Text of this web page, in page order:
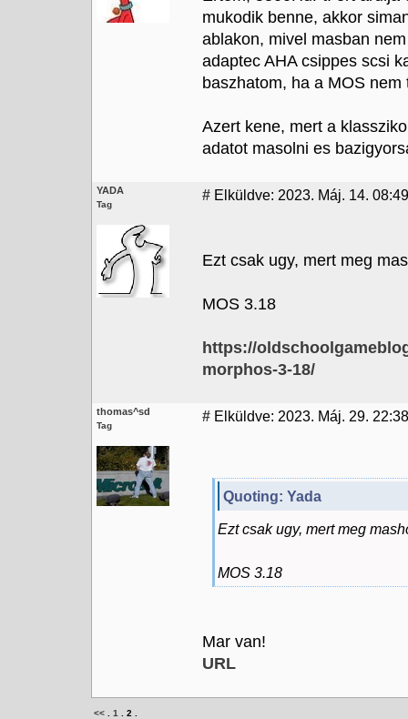
mukodik benne, akkor
ablakon, mivel masban
adaptec AHA csippes scsi
baszhatom, ha a MOS nem
Azert kene, mert a
adatot masolni es
YADA
Tag
# Elküldve: 2023. Máj. 14. 08:49
Ezt csak ugy, mert meg
MOS 3.18
https://
morphos-3-18/
thomas^sd
Tag
# Elküldve: 2023. Máj. 29. 22:38
Quoting: Yada
Ezt csak ugy, mert meg
MOS 3.18
Mar van!
URL
<< 1 2